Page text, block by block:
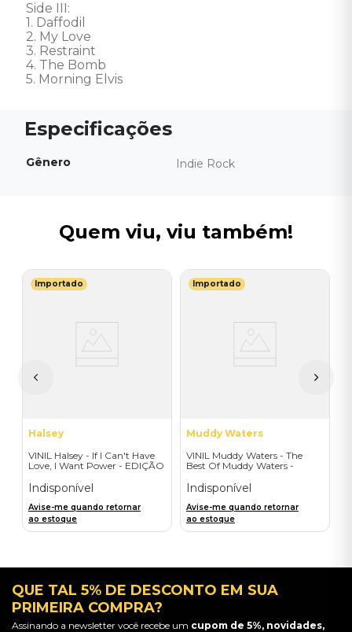
Side III:
1. Daffodil
2. My Love
3. Restraint
4. The Bomb
5. Morning Elvis
Gênero Indie Rock
Quem viu, viu também!
Importado
Halsey
VINIL Halsey - If I Can't Have
Love, I Want Power - EDIÇÃO
TRANSPARENT ORANGE
Indisponível
Avise-me quando retornar
ao estoque
Importado
Muddy Waters
VINIL Muddy Waters - The
Best Of Muddy Waters -
Indisponível
Avise-me quando retornar
ao estoque
QUE TAL 5% DE DESCONTO EM SUA
PRIMEIRA COMPRA?
Assinando a newsletter você recebe um cupom de 5%, novidades,